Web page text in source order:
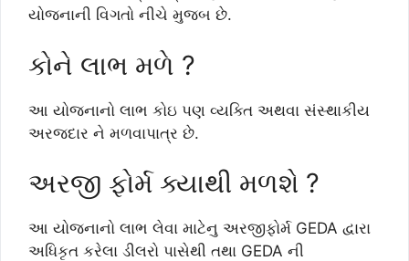
યોજનાની વિગતો નીચે મુજબ છે.
કોને લાભ મળે ?
આ યોજનાનો લાભ કોઇ પણ વ્યક્તિ અથવા સંસ્થાકીય
અરજદાર ને મળવાપાત્ર છે.
અરજી ફોર્મ ક્યાથી મળશે ?
આ યોજનાનો લાભ લેવા માટેનુ અરજીફોર્મ GEDA દ્વારા
અધિકૃત કરેલા ડીલરો પાસેથી તથા GEDA ની